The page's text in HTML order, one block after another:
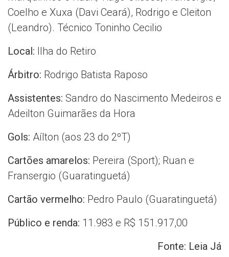
Coelho e Xuxa (Davi Ceará), Rodrigo e Cleiton
(Leandro). Técnico Toninho Cecilio
Local: Ilha do Retiro
Árbitro: Rodrigo Batista Raposo
Assistentes: Sandro do Nascimento Medeiros e
Adeilton Guimarães da Hora
Gols: Aílton (aos 23 do 2ºT)
Cartões amarelos: Pereira (Sport); Ruan e
Fransergio (Guaratinguetá)
Cartão vermelho: Pedro Paulo (Guaratinguetá)
Público e renda: 11.983 e R$ 151.917,00
Fonte: Leia Já